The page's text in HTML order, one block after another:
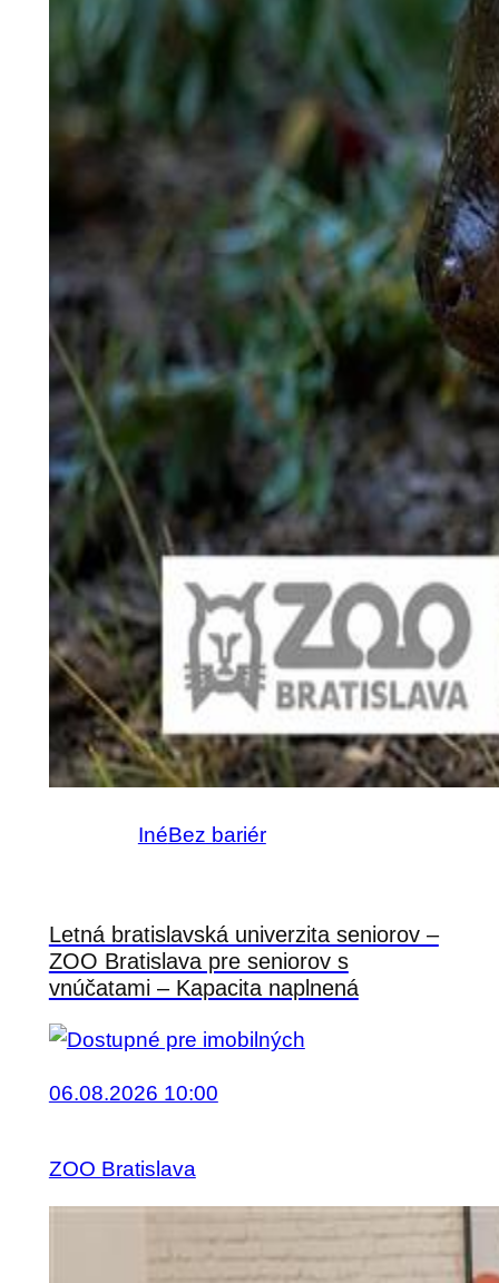
InéBez bariér
Letná bratislavská univerzita seniorov –
ZOO Bratislava pre seniorov s
vnúčatami – Kapacita naplnená
06.08.2026 10:00
ZOO Bratislava